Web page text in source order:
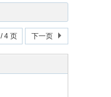
/ 4 页 下一页